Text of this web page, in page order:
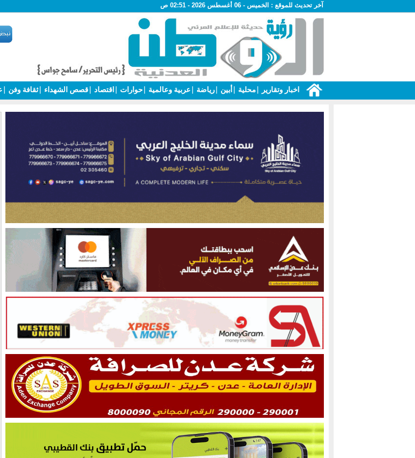
آخر تحديث للموقع : الخميس - 06 أغسطس 2026 - 02:51 ص
اخبار وتقارير محلية أبين رياضة عربية وعالمية حوارات اقتصاد قصص الشهداء ثقافة وفن